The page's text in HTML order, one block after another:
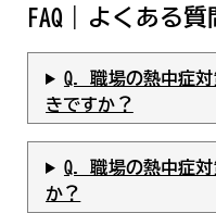
FAQ｜よくある質
Q. 職場の熱中症
きですか？
Q. 職場の熱中症
か？